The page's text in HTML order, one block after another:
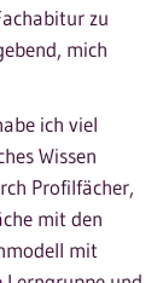
zu
mich
ich viel
Wissen
Profilfächer,
mit den
mit